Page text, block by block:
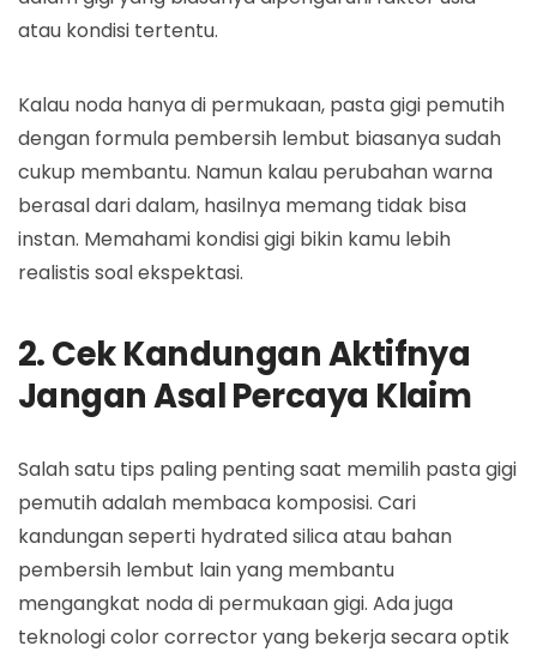
atau kondisi tertentu.
Kalau noda hanya di permukaan, pasta gigi pemutih
dengan formula pembersih lembut biasanya sudah
cukup membantu. Namun kalau perubahan warna
berasal dari dalam, hasilnya memang tidak bisa
instan. Memahami kondisi gigi bikin kamu lebih
realistis soal ekspektasi.
2. Cek Kandungan Aktifnya
Jangan Asal Percaya Klaim
Salah satu tips paling penting saat memilih pasta gigi
pemutih adalah membaca komposisi. Cari
kandungan seperti hydrated silica atau bahan
pembersih lembut lain yang membantu
mengangkat noda di permukaan gigi. Ada juga
teknologi color corrector yang bekerja secara optik